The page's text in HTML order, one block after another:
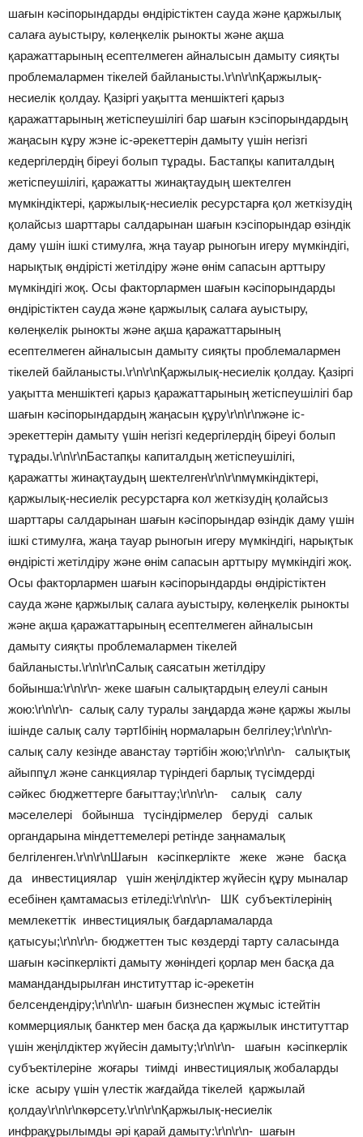
шағын кәсіпорындарды өндірістіктен сауда және қаржылық
салаға ауыстыру, көлеңкелік рынокты және ақша
қаражаттарының есептелмеген айналысын дамыту сияқты
проблемалармен тікелей байланысты.\r\n\r\nҚаржылық-
несиелік қолдау. Қазіргі уақытта меншіктегі қарыз
қаражаттарының жетіспеушілігі бар шағын кэсіпорындардың
жаңасын кұру жэне іс-әрекеттерін дамыту үшін негізгі
кедергілердің біреуі болып тұрады. Бастапқы капиталдың
жетіспеушілігі, қаражатты жинақтаудың шектелген
мүмкіндіктері, қаржылық-несиелік ресурстарға қол жеткізудің
қолайсыз шарттары салдарынан шағын кэсіпорындар өзіндік
даму үшін ішкі стимулға, жңа тауар рыногын игеру мүмкіндігі,
нарықтық өндірісті жетілдіру және өнім сапасын арттыру
мүмкіндігі жоқ. Осы факторлармен шағын кәсіпорындарды
өндірістіктен сауда және қаржылық салаға ауыстыру,
көлеңкелік рынокты және ақша қаражаттарының
есептелмеген айналысын дамыту сияқты проблемалармен
тікелей байланысты.\r\n\r\nҚаржылық-несиелік қолдау. Қазіргі
уақытта меншіктегі қарыз қаражаттарының жетіспеушілігі бар
шағын кәсіпорындардың жаңасын құру\r\n\r\nжәне іс-
эрекеттерін дамыту үшін негізгі кедергілердің біреуі болып
тұрады.\r\n\r\nБастапқы капиталдың жетіспеушілігі,
қаражатты жинақтаудың шектелген\r\n\r\nмүмкіндіктері,
қаржылық-несиелік ресурстарға кол жеткізудің қолайсыз
шарттары салдарынан шағын кәсіпорындар өзіндік даму үшін
ішкі стимулға, жаңа тауар рыногын игеру мүмкіндігі, нарықтык
өндірісті жетілдіру және өнім сапасын арттыру мүмкіндігі жоқ.
Осы факторлармен шағын кәсіпорындарды өндірістіктен
сауда және қаржылық салага ауыстыру, көлеңкелік рынокты
және ақша қаражаттарының есептелмеген айналысын
дамыту сияқты проблемалармен тікелей
байланысты.\r\n\r\nСалық саясатын жетілдіру
бойынша:\r\n\r\n- жеке шағын салықтардың елеулі санын
жою:\r\n\r\n- салық салу туралы заңдарда және қаржы жылы
ішінде салық салу тәртІбінің нормаларын белгілеу;\r\n\r\n-
салық салу кезінде аванстау тәртібін жою;\r\n\r\n- салықтық
айыппұл және санкциялар түріндегі барлық түсімдерді
сәйкес бюджеттерге бағыттау;\r\n\r\n- салық салу
мәселелері бойынша түсіндірмелер беруді салык
органдарына міндеттемелері ретінде заңнамалық
белгіленген.\r\n\r\nШағын кәсіпкерлікте жеке және басқа
да инвестициялар үшін жеңілдіктер жүйесін құру мыналар
есебінен қамтамасыз етіледі:\r\n\r\n- ШК субъектілерінің
мемлекеттік инвестициялық бағдарламаларда
қатысуы;\r\n\r\n- бюджеттен тыс көздерді тарту саласында
шағын кәсіпкерлікті дамыту жөніндегі қорлар мен басқа да
мамандандырылған институттар іс-әрекетін
белсендендіру;\r\n\r\n- шағын бизнеспен жұмыс істейтін
коммерциялық банктер мен басқа да қаржылык институттар
үшін жеңілдіктер жүйесін дамыту;\r\n\r\n- шағын кәсіпкерлік
субъектілеріне жоғары тиімді инвестициялық жобаларды
іске асыру үшін үлестік жағдайда тікелей қаржылай
қолдау\r\n\r\nкөрсету.\r\n\r\nҚаржылық-несиелік
инфрақұрылымды әрі қарай дамыту:\r\n\r\n- шағын